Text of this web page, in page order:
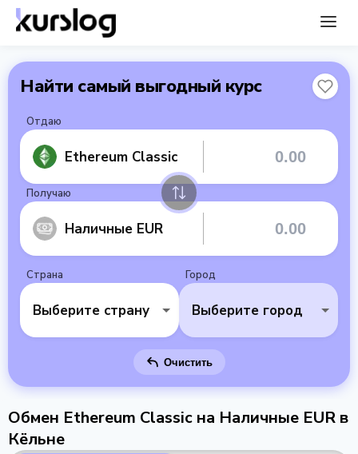
Найти самый выгодный курс
Отдаю
Ethereum Classic
Получаю
Наличные EUR
Страна
Выберите страну
Город
Выберите город
Очистить
Обмен Ethereum Classic на Наличные EUR в
Кёльне